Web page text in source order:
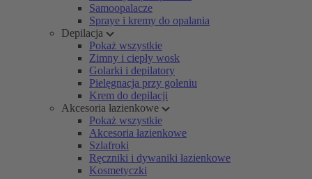
Samoopalacze
Spraye i kremy do opalania
Depilacja
Pokaż wszystkie
Zimny i ciepły wosk
Golarki i depilatory
Pielęgnacja przy goleniu
Krem do depilacji
Akcesoria łazienkowe
Pokaż wszystkie
Akcesoria łazienkowe
Szlafroki
Ręczniki i dywaniki łazienkowe
Kosmetyczki